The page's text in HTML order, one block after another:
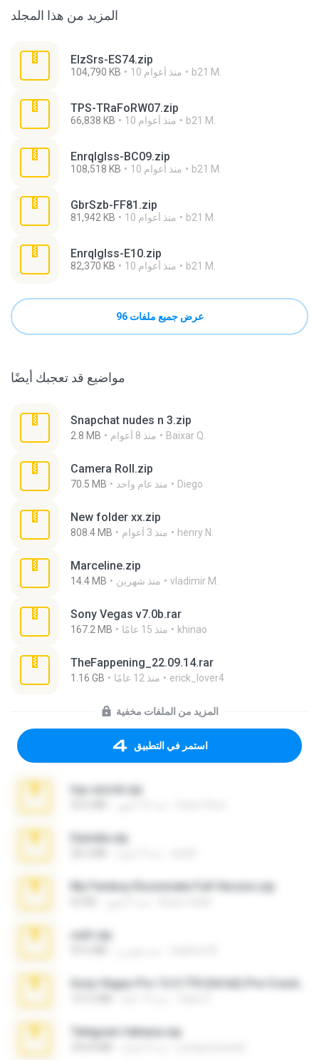
المزيد من هذا المجلد
ElzSrs-ES74.zip
104,790 KB 10 منذ أعوام b21 M.
TPS-TRaFoRW07.zip
66,838 KB 10 منذ أعوام b21 M.
EnrqIglss-BC09.zip
108,518 KB 10 منذ أعوام b21 M.
GbrSzb-FF81.zip
81,942 KB 10 منذ أعوام b21 M.
EnrqIglss-E10.zip
82,370 KB 10 منذ أعوام b21 M.
عرض جميع ملفات 96
مواضيع قد تعجبك أيضًا
Snapchat nudes n 3.zip
2.8 MB منذ 8 أعوام Baixar Q.
Camera Roll.zip
70.5 MB منذ عام واحد Diego
New folder xx.zip
808.4 MB منذ 3 أعوام henry N.
Marceline.zip
14.4 MB منذ شهرين vladimir M.
Sony Vegas v7.0b.rar
167.2 MB منذ 15 عامًا khinao
TheFappening_22.09.14.rar
1.16 GB منذ 12 عامًا erick_lover4
المزيد من الملفات مخفية
استمر في التطبيق
top secret.zip
Daniela.zip
My Femboy Roommate Full Version.zip
ouh!.zip
Telegram fabiana.zip